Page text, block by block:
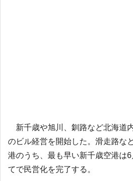
新千歳や旭川、釧路など北海道
のビル経営を開始した。滑走路な
港のうち、最も早い新千歳空港は
てで民営化を完了する。